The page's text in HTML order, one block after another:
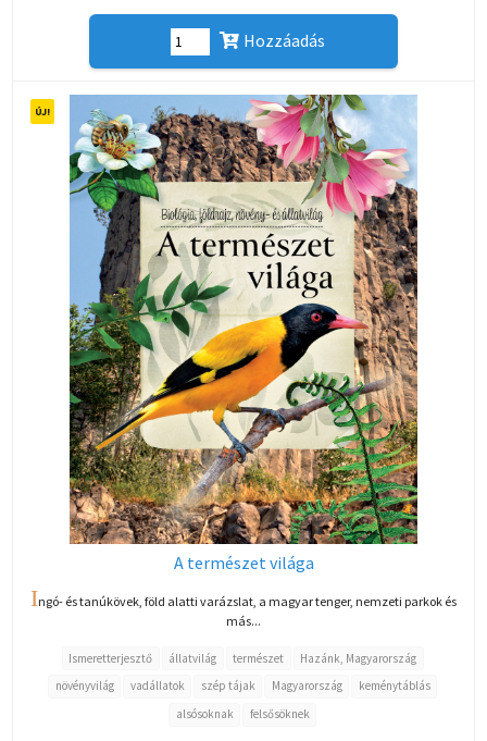
Hozzáadás
A természet világa
Ingó- és tanúkövek, föld alatti varázslat, a magyar tenger, nemzeti parkok és
más...
Ismeretterjesztő állatvilág természet
Hazánk, Magyarország
növényvilág
vadállatok szép tájak Magyarország
keménytáblás
alsósoknak
felsősöknek